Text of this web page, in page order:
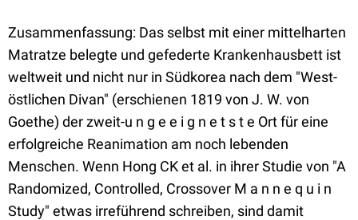
Zusammenfassung: Das selbst mit einer mittelharten
Matratze belegte und gefederte Krankenhausbett ist
weltweit und nicht nur in Südkorea nach dem "West-
östlichen Divan" (erschienen 1819 von J. W. von
Goethe) der zweit-u n g e e i g n e t s t e Ort für eine
erfolgreiche Reanimation am noch lebenden
Menschen. Wenn Hong CK et al. in ihrer Studie von "A
Randomized, Controlled, Crossover M a n n e q u i n
Study" etwas irreführend schreiben, sind damit